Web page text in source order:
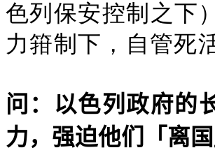
色列保安控制之下
力箝制下，自管死
问：以色列政府的
力，强迫他们「离国